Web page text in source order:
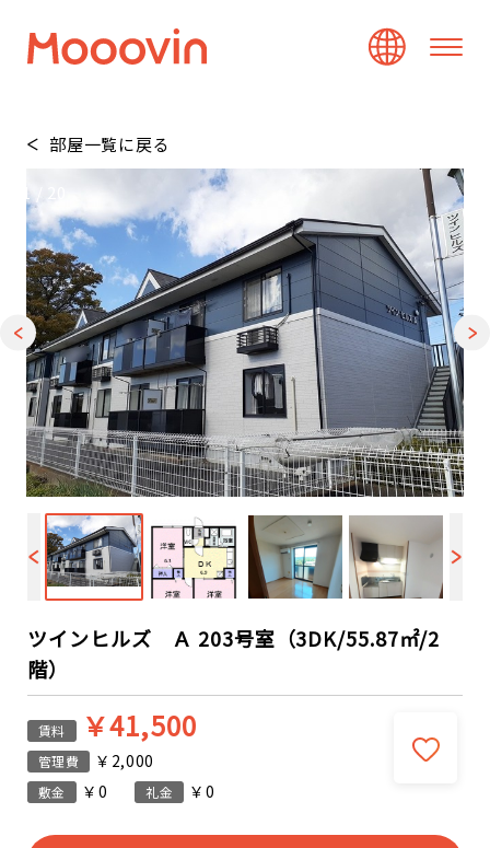
部屋一覧に戻る
1
ツインヒルズ Ａ 203号室（3DK/55.87㎡/2
階）
賃料 ￥41,500
管理費 ￥2,000
敷金 ￥0 礼金 ￥0